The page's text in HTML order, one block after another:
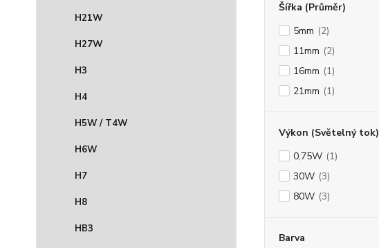
H21W
H27W
H3
H4
H5W / T4W
H6W
H7
H8
HB3
Šířka (Průměr)
5mm (2)
11mm (2)
16mm (1)
21mm (1)
Výkon (Světelný tok)
0,75W (1)
30W (3)
80W (3)
Barva